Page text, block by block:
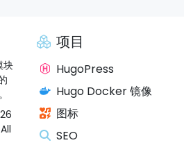
块
项目
HugoPress
Hugo Docker 镜像
图标
SEO